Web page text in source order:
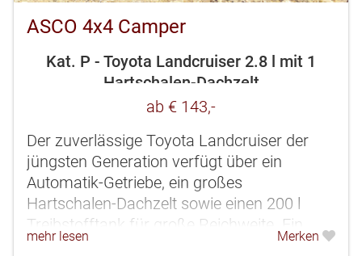
ASCO 4x4 Camper
Kat. P - Toyota Landcruiser 2.8 l mit 1
Hartschalen-Dachzelt
ab € 143,-
Der zuverlässige Toyota Landcruiser der
jüngsten Generation verfügt über ein
Automatik-Getriebe, ein großes
Hartschalen-Dachzelt sowie einen 200 l
Treibstofftank für große Reichweite. Ein
robuster und kraftvoller 4x4-Camper für...
mehr lesen Merken